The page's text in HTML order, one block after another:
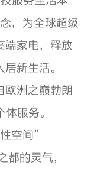
，为全球超级
端家电，释放
新生活。
欧洲之巅勃朗
服务。
空间”
的灵气，